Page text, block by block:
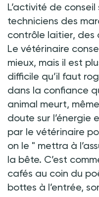
L’activité de conseil
techniciens des
contrôle laitier, des
Le vétérinaire
mieux, mais il est
difficile qu’il faut
dans la confiance
animal meurt,
doute sur l’énergie
par le vétérinaire
on le " mettra à
la bête. C’est
cafés au coin du
bottes à l’entrée,